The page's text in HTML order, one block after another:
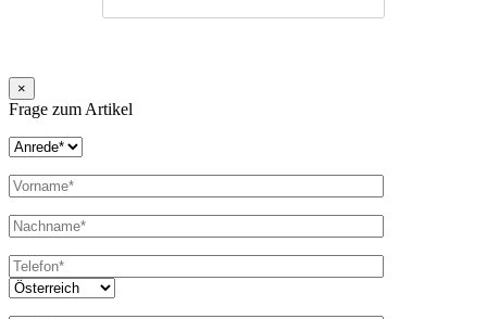
×
Frage zum Artikel